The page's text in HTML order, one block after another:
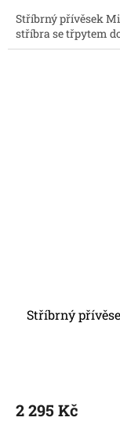
Stříbrný přívěsek
stříbra se třpytem
Stříbrný
2 295 Kč